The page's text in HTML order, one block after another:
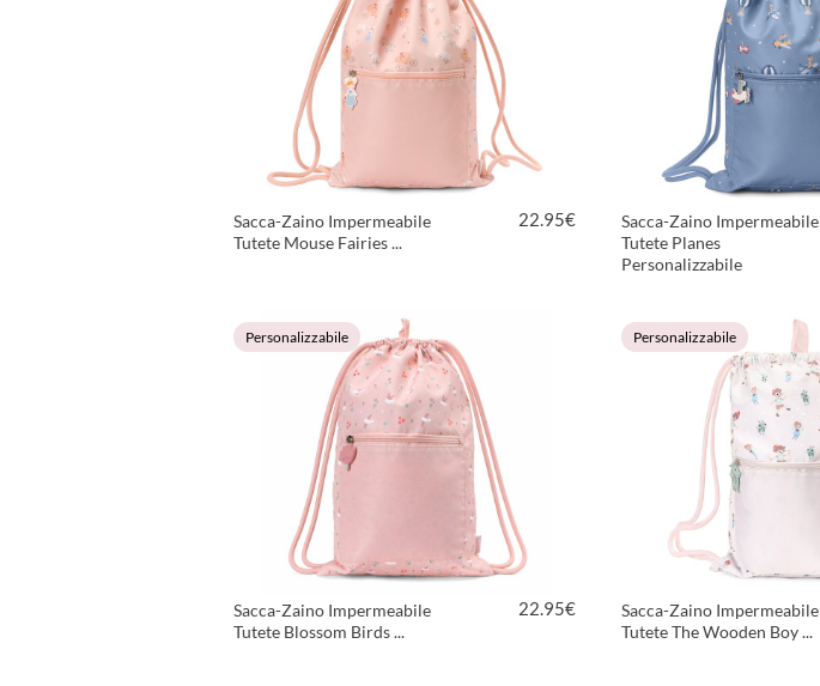
Sacca-Zaino Impermeabile
Tutete Mouse Fairies ...
22.95€
Sacca-Zaino Impermeabile
Tutete Planes
Personalizzabile
Personalizzabile
Sacca-Zaino Impermeabile
Tutete Blossom Birds ...
22.95€
Personalizzabile
Sacca-Zaino Impermeabile
Tutete The Wooden Boy ...